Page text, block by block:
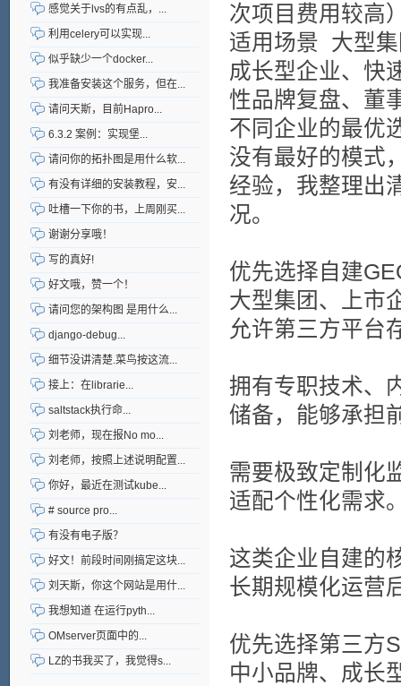
次项目费用较高
适用场景 大型
成长型企业、快
性品牌复盘、董
不同企业的最优
没有最好的模式
经验，我整理出
况。
优先选择自建
大型集团、上市
允许第三方平台
拥有专职技术、
储备，能够承担
需要极致定制化
适配个性化需求
这类企业自建的
长期规模化运营
优先选择第三方
中小品牌、成长
感觉关于lvs的有点乱，...
利用celery可以实现...
似乎缺少一个docker...
我准备安装这个服务，但在...
请问天斯，目前Hapro...
6.3.2 案例：实现堡...
请问你的拓扑图是用什么软...
有没有详细的安装教程，安...
吐槽一下你的书，上周刚买...
谢谢分享哦！
写的真好!
好文哦，赞一个！
请问您的架构图 是用什么...
django-debug...
细节没讲清楚.菜鸟按这流...
接上：在librarie...
saltstack执行命...
刘老师，现在报No mo...
刘老师，按照上述说明配置...
你好，最近在测试kube...
# source pro...
有没有电子版？
好文！前段时间刚搞定这块...
刘天斯，你这个网站是用什...
我想知道 在运行pyth...
OMserver页面中的...
LZ的书我买了，我觉得s...